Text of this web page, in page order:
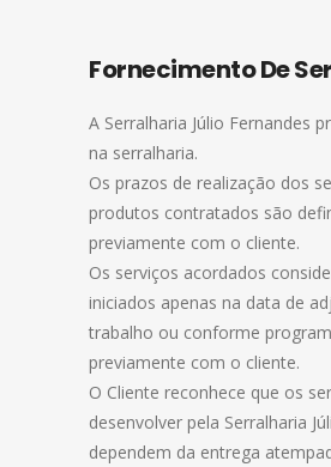
Fornecimento De
A Serralharia Júlio Fernandes
na serralharia.
Os prazos de realização dos
produtos contratados são
previamente com o cliente.
Os serviços acordados
iniciados apenas na data de
trabalho ou conforme
previamente com o cliente.
O Cliente reconhece que os
desenvolver pela Serralharia
dependem da entrega